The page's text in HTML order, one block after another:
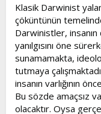
Klasik Darwinist
çöküntünün
Darwinistler, insanın
yanılgısını öne
sunamamakta,
tutmaya
insanın varlığının
Bu sözde amaçsız
olacaktır. Oysa